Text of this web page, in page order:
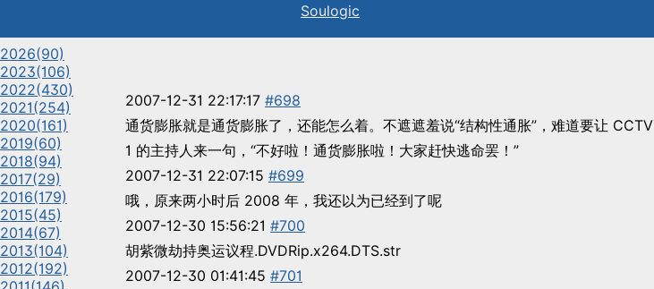
Soulogic
2026(90)
2023(106)
2022(430)
2021(254)
2020(161)
2019(60)
2018(94)
2017(29)
2016(179)
2015(45)
2014(67)
2013(104)
2012(192)
2007-12-31 22:17:17 #698
通货膨胀就是通货膨胀了，还能怎么着。不遮遮羞说“结构性通胀”，难道要让 CCTV
1 的主持人来一句，“不好啦！通货膨胀啦！大家赶快逃命罢！”
2007-12-31 22:07:15 #699
哦，原来两小时后 2008 年，我还以为已经到了呢
2007-12-30 15:56:21 #700
胡紫微劫持奥运议程.DVDRip.x264.DTS.str
2007-12-30 01:41:45 #701